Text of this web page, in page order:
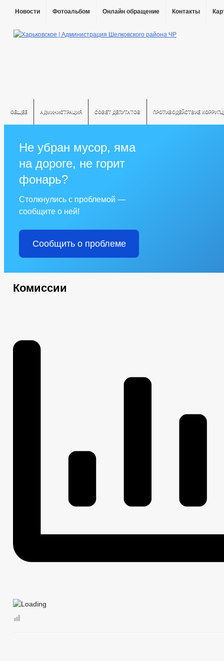
Новости Фотоальбом Онлайн обращение Контакты
ОБЩЕЕ АДМИНИСТРАЦИЯ СОВЕТ ДЕПУТАТОВ ПРОТИВОДЕЙСТВИЕ
Не убран мусор, яма
на дороге, не горит
фонарь?
Столкнулись с проблемой —
сообщите о ней!
Сообщить о проблеме
Комиссии